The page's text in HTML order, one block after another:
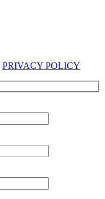
PRIVACY POLICY